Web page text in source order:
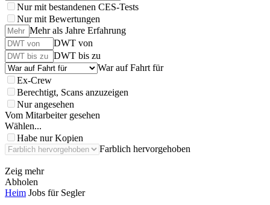
Nur mit bestandenen CES-Tests
Nur mit Bewertungen
Mehr als Jahre Erfahrung
DWT von
DWT bis zu
War auf Fahrt für
Ex-Crew
Berechtigt, Scans anzuzeigen
Nur angesehen
Vom Mitarbeiter gesehen
Wählen...
Habe nur Kopien
Farblich hervorgehoben
Zeig mehr
Abholen
Heim Jobs für Segler